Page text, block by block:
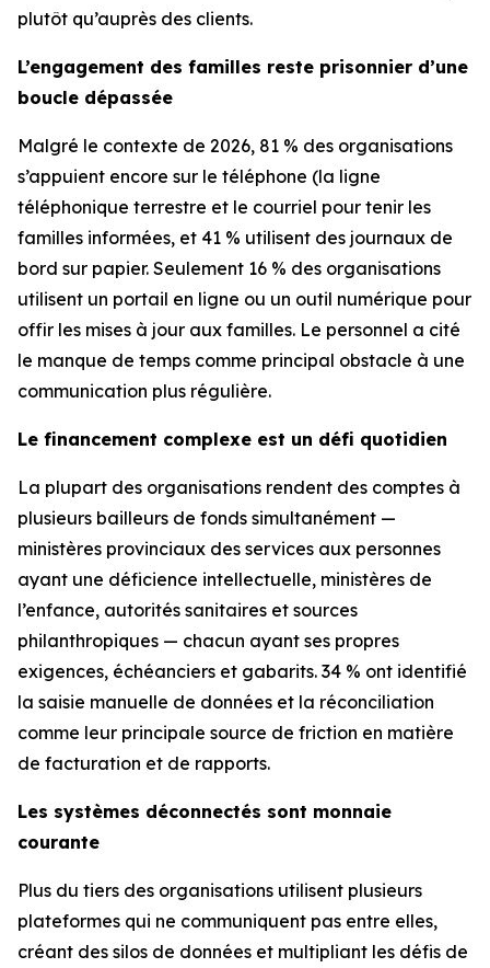
plutôt qu’auprès des clients.
L’engagement des familles reste prisonnier d’une
boucle dépassée
Malgré le contexte de 2026, 81 % des organisations
s’appuient encore sur le téléphone (la ligne
téléphonique terrestre et le courriel pour tenir les
familles informées, et 41 % utilisent des journaux de
bord sur papier. Seulement 16 % des organisations
utilisent un portail en ligne ou un outil numérique pour
offir les mises à jour aux familles. Le personnel a cité
le manque de temps comme principal obstacle à une
communication plus régulière.
Le financement complexe est un défi quotidien
La plupart des organisations rendent des comptes à
plusieurs bailleurs de fonds simultanément —
ministères provinciaux des services aux personnes
ayant une déficience intellectuelle, ministères de
l’enfance, autorités sanitaires et sources
philanthropiques — chacun ayant ses propres
exigences, échéanciers et gabarits. 34 % ont identifié
la saisie manuelle de données et la réconciliation
comme leur principale source de friction en matière
de facturation et de rapports.
Les systèmes déconnectés sont monnaie
courante
Plus du tiers des organisations utilisent plusieurs
plateformes qui ne communiquent pas entre elles,
créant des silos de données et multipliant les défis de